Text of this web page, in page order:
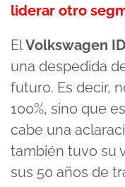
liderar otro
ElVolkswagen
una despedida
futuro. Es decir,
100%, sino que
cabe una
también tuvo su
sus 50 años de